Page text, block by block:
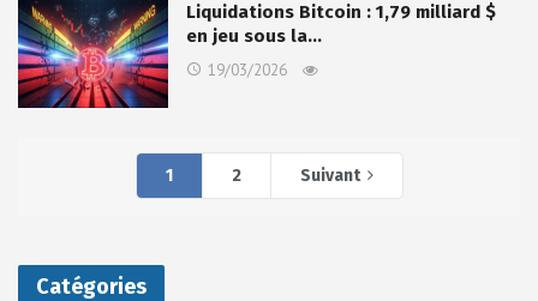
Liquidations Bitcoin : 1,79 milliard $
en jeu sous la…
19/03/2026
1 2 Suivant
Catégories